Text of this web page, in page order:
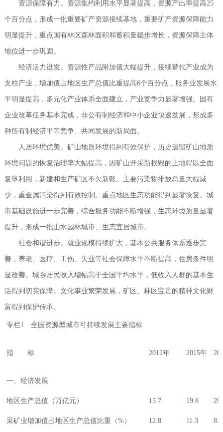
资源保障有力。资源集约利用水平显著提高，资源产出率提高25
个百分点，形成一批重要矿产资源接续基地，重要矿产资源保障能力
明显提升，重点国有林区森林面积和蓄积量稳步增长，资源保障主体
地位进一步巩固。
经济活力迸发。资源性产品附加值大幅提升，接续替代产业成为
支柱产业，增加值占地区生产总值比重提高6个百分点，服务业发展水
平明显提高，多元化产业体系全面建立，产业竞争力显著增强。国有
企业改革任务基本完成，非公有制经济和中小企业快速发展，形成多
种所有制经济平等竞争、共同发展的新局面。
人居环境优美。矿山地质环境得到有效保护，历史遗留矿山地质
环境问题的恢复治理率大幅提高，因矿山开采新损毁的土地得以全面
复垦利用，新建和生产矿区不欠新账。主要污染物排放总量大幅减
少，重金属污染得到有效控制。重点地区生态功能得到显著恢复。城
市基础设施进一步完善，综合服务功能不断增强，生态环境质量显著
提升，形成一批山水园林城市、生态宜居城市。
社会和谐进步。就业规模持续扩大，基本公共服务体系逐步完
善，养老、医疗、工伤、失业等社会保障水平不断提高，住房条件明
显改善。城乡居民收入增幅高于全国平均水平，低收入人群的基本生
活得到切实保障。文化事业繁荣发展，矿区、林区宝贵的精神文化财
富得到保护传承。
专栏1 全国资源型城市可持续发展主要指标
指 标 2012年 2015年
一、经济发展
地区生产总值（万亿元） 15.7 19.8
采矿业增加值占地区生产总值比重（%） 12.8 11.3 8.8